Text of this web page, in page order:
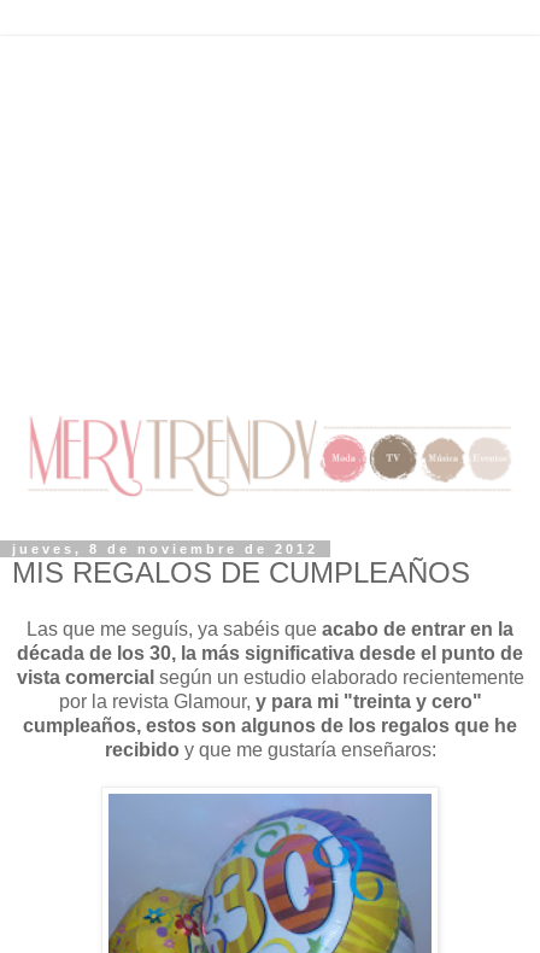
jueves, 8 de noviembre de 2012
MIS REGALOS DE CUMPLEAÑOS
Las que me seguís, ya sabéis que acabo de entrar en la
década de los 30, la más significativa desde el punto de
vista comercial según un estudio elaborado recientemente
por la revista Glamour, y para mi "treinta y cero"
cumpleaños, estos son algunos de los regalos que he
recibido y que me gustaría enseñaros: